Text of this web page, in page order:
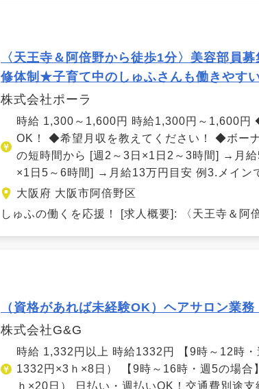
〈天王寺＆阿倍野から徒歩1分〉美容部
修体制★子育て中のしゅふさんも働きやす
株式会社ポーラ
時給 1,300～1,600円 時給1,300円～1,600
OK！ ◆希望月収を教えてください！ ◆ボー
の短時間から [週2～3日×1日2～3時間] →月
×1日5～6時間] →月給13万円目安 例3.メイ
大阪府 大阪市阿倍野区
しゅふの働くを応援！ [求人概要]: 〈天王寺＆
（資格があれば未経験OK）ヘアサロン
株式会社G&G
時給 1,332円以上 時給1332円 【9時～12時
1332円×3ｈ×8日） 【9時～16時・週5の場
ｈ×20日） 日払い・週払いOK！交通費別途支